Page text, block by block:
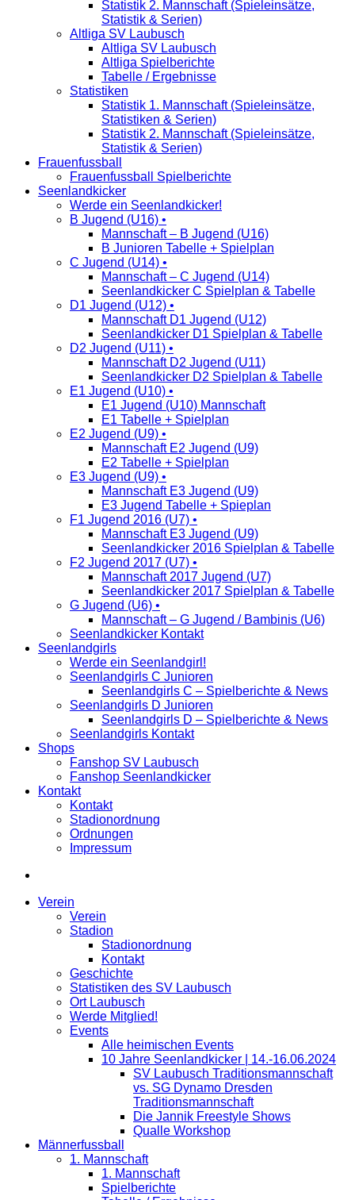
Statistik 2. Mannschaft (Spieleinsätze,
Statistik & Serien)
Altliga SV Laubusch
Altliga SV Laubusch
Altliga Spielberichte
Tabelle / Ergebnisse
Statistiken
Statistik 1. Mannschaft (Spieleinsätze,
Statistiken & Serien)
Statistik 2. Mannschaft (Spieleinsätze,
Statistik & Serien)
Frauenfussball
Frauenfussball Spielberichte
Seenlandkicker
Werde ein Seenlandkicker!
B Jugend (U16) •
Mannschaft – B Jugend (U16)
B Junioren Tabelle + Spielplan
C Jugend (U14) •
Mannschaft – C Jugend (U14)
Seenlandkicker C Spielplan & Tabelle
D1 Jugend (U12) •
Mannschaft D1 Jugend (U12)
Seenlandkicker D1 Spielplan & Tabelle
D2 Jugend (U11) •
Mannschaft D2 Jugend (U11)
Seenlandkicker D2 Spielplan & Tabelle
E1 Jugend (U10) •
E1 Jugend (U10) Mannschaft
E1 Tabelle + Spielplan
E2 Jugend (U9) •
Mannschaft E2 Jugend (U9)
E2 Tabelle + Spielplan
E3 Jugend (U9) •
Mannschaft E3 Jugend (U9)
E3 Jugend Tabelle + Spieplan
F1 Jugend 2016 (U7) •
Mannschaft E3 Jugend (U9)
Seenlandkicker 2016 Spielplan & Tabelle
F2 Jugend 2017 (U7) •
Mannschaft 2017 Jugend (U7)
Seenlandkicker 2017 Spielplan & Tabelle
G Jugend (U6) •
Mannschaft – G Jugend / Bambinis (U6)
Seenlandkicker Kontakt
Seenlandgirls
Werde ein Seenlandgirl!
Seenlandgirls C Junioren
Seenlandgirls C – Spielberichte & News
Seenlandgirls D Junioren
Seenlandgirls D – Spielberichte & News
Seenlandgirls Kontakt
Shops
Fanshop SV Laubusch
Fanshop Seenlandkicker
Kontakt
Kontakt
Stadionordnung
Ordnungen
Impressum
Verein
Verein
Stadion
Stadionordnung
Kontakt
Geschichte
Statistiken des SV Laubusch
Ort Laubusch
Werde Mitglied!
Events
Alle heimischen Events
10 Jahre Seenlandkicker | 14.-16.06.2024
SV Laubusch Traditionsmannschaft
vs. SG Dynamo Dresden
Traditionsmannschaft
Die Jannik Freestyle Shows
Qualle Workshop
Männerfussball
1. Mannschaft
1. Mannschaft
Spielberichte